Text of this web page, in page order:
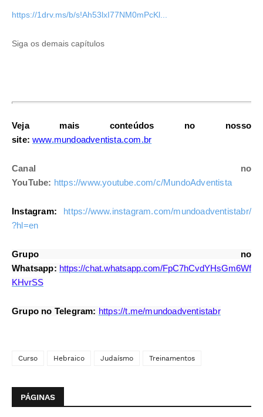
https://1drv.ms/b/s!Ah53lxI77NM0mPcKl...
Siga os demais capítulos
Veja mais conteúdos no nosso
site: www.mundoadventista.com.br
Canal no
YouTube: https://www.youtube.com/c/MundoAdventista
Instagram: https://www.instagram.com/mundoadventistabr/
?hl=en
Grupo no
Whatsapp: https://chat.whatsapp.com/FpC7hCvdYHsGm6Wf
KHvrSS
Grupo no Telegram: https://t.me/mundoadventistabr
Curso Hebraico Judaísmo Treinamentos
PÁGINAS